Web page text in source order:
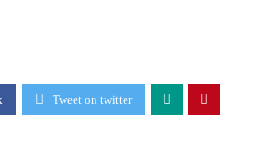
Tweet on twitter